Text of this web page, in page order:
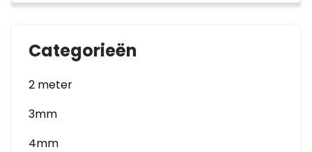
Categorieën
2 meter
3mm
4mm